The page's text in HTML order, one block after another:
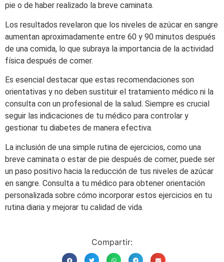
pie o de haber realizado la breve caminata.
Los resultados revelaron que los niveles de azúcar en sangre
aumentan aproximadamente entre 60 y 90 minutos después
de una comida, lo que subraya la importancia de la actividad
física después de comer.
Es esencial destacar que estas recomendaciones son
orientativas y no deben sustituir el tratamiento médico ni la
consulta con un profesional de la salud. Siempre es crucial
seguir las indicaciones de tu médico para controlar y
gestionar tu diabetes de manera efectiva.
La inclusión de una simple rutina de ejercicios, como una
breve caminata o estar de pie después de comer, puede ser
un paso positivo hacia la reducción de tus niveles de azúcar
en sangre. Consulta a tu médico para obtener orientación
personalizada sobre cómo incorporar estos ejercicios en tu
rutina diaria y mejorar tu calidad de vida.
Compartir: